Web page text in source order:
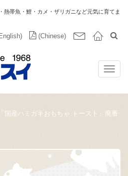
熱帯魚・鯉・カメ・ザリガニなど元気に育てま
(Chinese)
「国産ハミガキおもちゃ トースト」廃番